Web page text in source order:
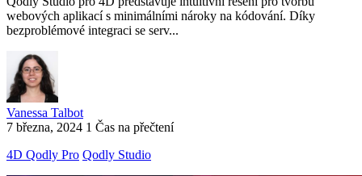
webových aplikací s minimálními nároky na kódování. Díky
bezproblémové integraci se serv...
Vanessa Talbot
7 března, 2024 1 Čas na přečtení
4D Qodly Pro Qodly Studio